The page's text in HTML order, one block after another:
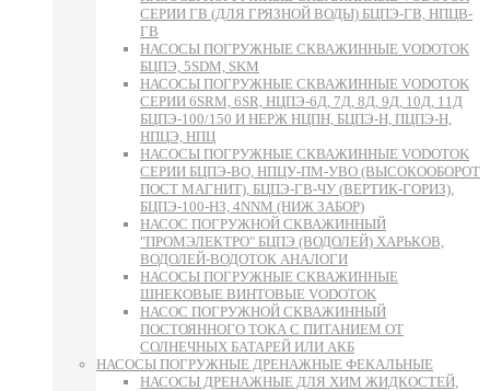
СЕРИИ ГВ (ДЛЯ ГРЯЗНОЙ ВОДЫ) БЦПЭ-ГВ, НПЦВ-
ГВ
НАСОСЫ ПОГРУЖНЫЕ СКВАЖИННЫЕ VODOTOK
БЦПЭ, 5SDM, SKM
НАСОСЫ ПОГРУЖНЫЕ СКВАЖИННЫЕ VODOTOK
СЕРИИ 6SRM, 6SR, НЦПЭ-6Д, 7Д, 8Д, 9Д, 10Д, 11Д
БЦПЭ-100/150 И НЕРЖ НЦПН, БЦПЭ-Н, ПЦПЭ-Н,
НПЦЭ, НПЦ
НАСОСЫ ПОГРУЖНЫЕ СКВАЖИННЫЕ VODOTOK
СЕРИИ БЦПЭ-ВО, НПЦУ-ПМ-УВО (ВЫСОКООБОРОТ
ПОСТ МАГНИТ), БЦПЭ-ГВ-ЧУ (ВЕРТИК-ГОРИЗ),
БЦПЭ-100-НЗ, 4NNM (НИЖ ЗАБОР)
НАСОС ПОГРУЖНОЙ СКВАЖИННЫЙ
"ПРОМЭЛЕКТРО" БЦПЭ (ВОДОЛЕЙ) ХАРЬКОВ,
ВОДОЛЕЙ-ВОДОТОК АНАЛОГИ
НАСОСЫ ПОГРУЖНЫЕ СКВАЖИННЫЕ
ШНЕКОВЫЕ ВИНТОВЫЕ VODOTOK
НАСОС ПОГРУЖНОЙ СКВАЖИННЫЙ
ПОСТОЯННОГО ТОКА С ПИТАНИЕМ ОТ
СОЛНЕЧНЫХ БАТАРЕЙ ИЛИ АКБ
НАСОСЫ ПОГРУЖНЫЕ ДРЕНАЖНЫЕ ФЕКАЛЬНЫЕ
НАСОСЫ ДРЕНАЖНЫЕ ДЛЯ ХИМ ЖИДКОСТЕЙ,